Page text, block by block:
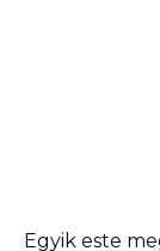
Egyik este